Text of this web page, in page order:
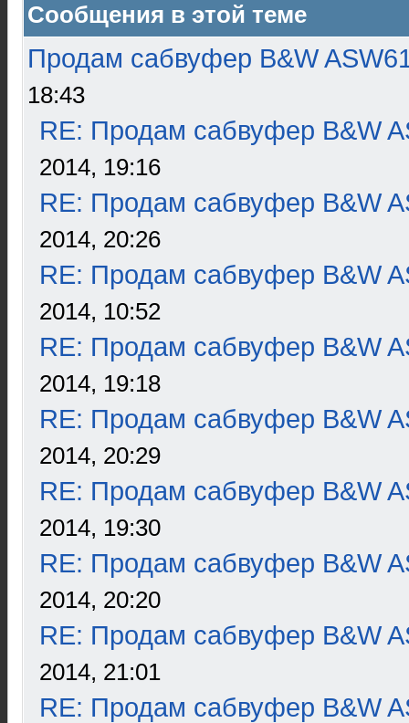
Сообщения в этой теме
Продам сабвуфер B&W
18:43
RE: Продам сабвуфер B&W
2014, 19:16
RE: Продам сабвуфер B&W
2014, 20:26
RE: Продам сабвуфер B&W
2014, 10:52
RE: Продам сабвуфер B&W
2014, 19:18
RE: Продам сабвуфер B&W
2014, 20:29
RE: Продам сабвуфер B&W
2014, 19:30
RE: Продам сабвуфер B&W
2014, 20:20
RE: Продам сабвуфер B&W
2014, 21:01
RE: Продам сабвуфер B&W